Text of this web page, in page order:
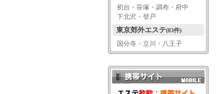
初台・笹塚・調布・府中
下北沢・登戸
東京郊外エステ(83件)
国分寺・立川・八王子
携帯サイト QRコード